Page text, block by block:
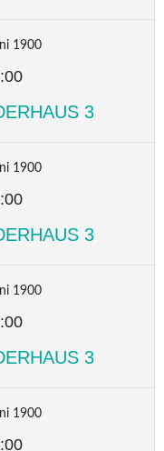
1900
3
1900
3
1900
3
1900